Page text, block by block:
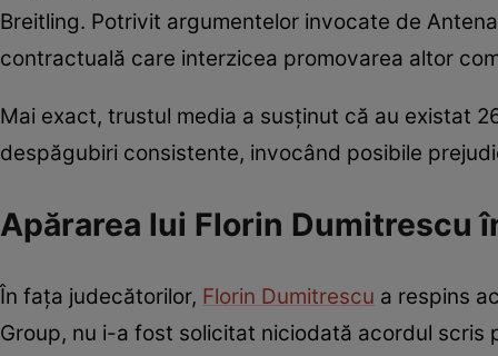
Breitling. Potrivit argumentelor invocate de
contractuală care interzicea promovarea altor
Mai exact, trustul media a susținut că au existat
despăgubiri consistente, invocând posibile
Apărarea lui Florin Dumitrescu
În fața judecătorilor, Florin Dumitrescu a respins
Group, nu i-a fost solicitat niciodată acordul scris